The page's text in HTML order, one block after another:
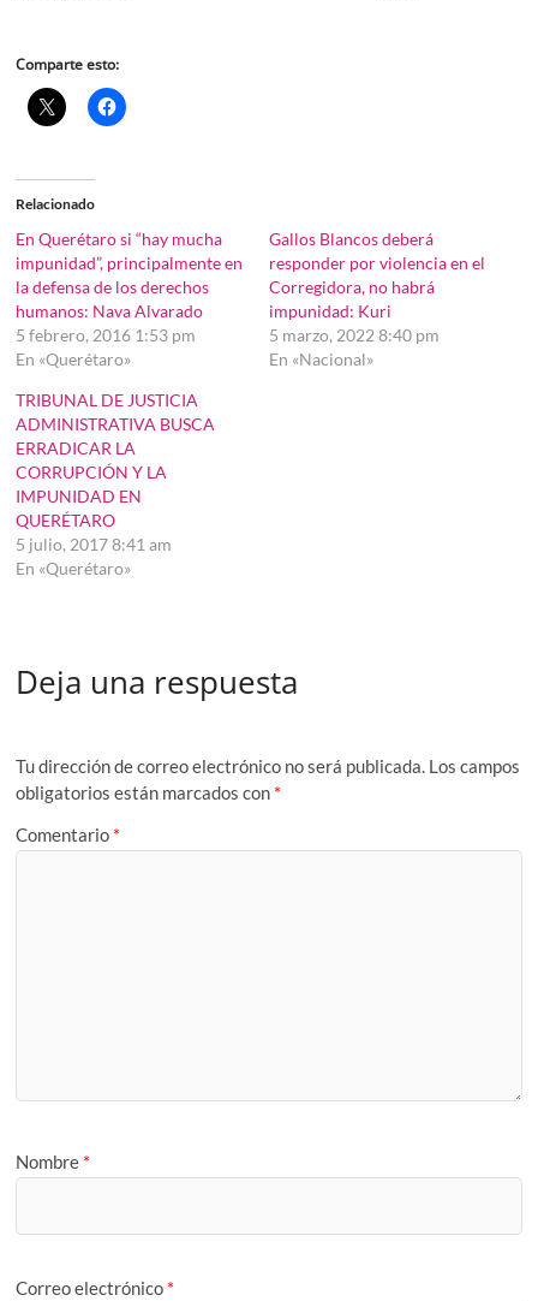
Comparte esto:
Relacionado
En Querétaro si “hay mucha
impunidad”, principalmente en
la defensa de los derechos
humanos: Nava Alvarado
5 febrero, 2016 1:53 pm
En «Querétaro»
Gallos Blancos deberá
responder por violencia en el
Corregidora, no habrá
impunidad: Kuri
5 marzo, 2022 8:40 pm
En «Nacional»
TRIBUNAL DE JUSTICIA
ADMINISTRATIVA BUSCA
ERRADICAR LA
CORRUPCIÓN Y LA
IMPUNIDAD EN
QUERÉTARO
5 julio, 2017 8:41 am
En «Querétaro»
Deja una respuesta
Tu dirección de correo electrónico no será publicada. Los campos
obligatorios están marcados con *
Comentario *
Nombre *
Correo electrónico *